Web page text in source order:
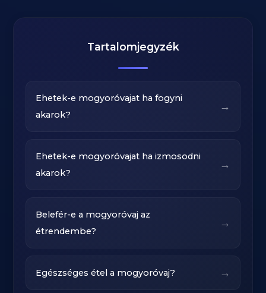
Tartalomjegyzék
Ehetek-e mogyoróvajat ha fogyni
akarok?
→
Ehetek-e mogyoróvajat ha izmosodni
akarok?
→
Belefér-e a mogyoróvaj az
étrendembe?
→
Egészséges étel a mogyoróvaj? →